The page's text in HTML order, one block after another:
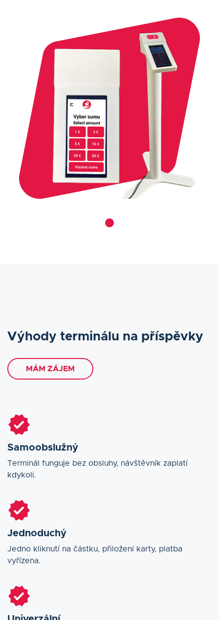
Výhody terminálu na příspěvky
MÁM ZÁJEM
Samoobslužný
Terminál funguje bez obsluhy, návštěvník zaplatí
kdykoli.
Jednoduchý
Jedno kliknutí na částku, přiložení karty, platba
vyřízena.